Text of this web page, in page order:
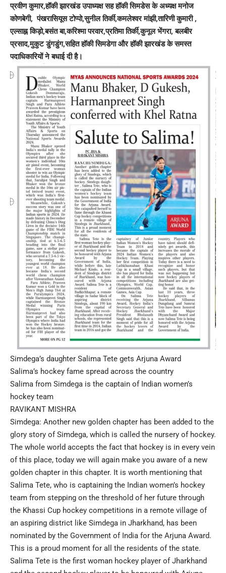
प्रवीण कुमार,हॉकी झारखंड उपाध्यक्ष सह हॉकी सिमडेस के अध्यक्ष मनोज
कोणबेगी, पंखरासियूस टोप्पो,सुनील तिर्की,कमलेश्वर मांझी,तारिणी कुमारी ,
एल्साह्न किड़ो,बसंत बा,करिश्मा परवार,प्रतिमा तिर्की,कुनूल भेंगरा, बलबीर
प्रसाद,मुकुट डुंगडुंग,सहित हॉकी सिमडेगा और हॉकी झारखंड के समस्त
पदाधिकारियों ने बधाई दी है।
Simdega’s daughter Salima Tete gets Arjuna Award
Salima’s hockey fame spread across the country
Salima from Simdega is the captain of Indian women’s
hockey team
RAVIKANT MISHRA
Simdega: Another new golden chapter has been added to the
glory story of Simdega, which is called the nursery of hockey.
The whole world accepts the fact that hockey is in every vein
of this place, today we will again make you aware of a new
golden chapter in this chapter. It is worth mentioning that
Salima Tete, who is captaining the Indian women’s hockey
team from stepping on the threshold of her future through
the Khassi Cup hockey competitions in a remote village of
an aspiring district like Simdega in Jharkhand, has been
nominated by the Government of India for the Arjuna Award.
This is a proud moment for all the residents of the state.
Salima Tete is the first woman hockey player of Jharkhand